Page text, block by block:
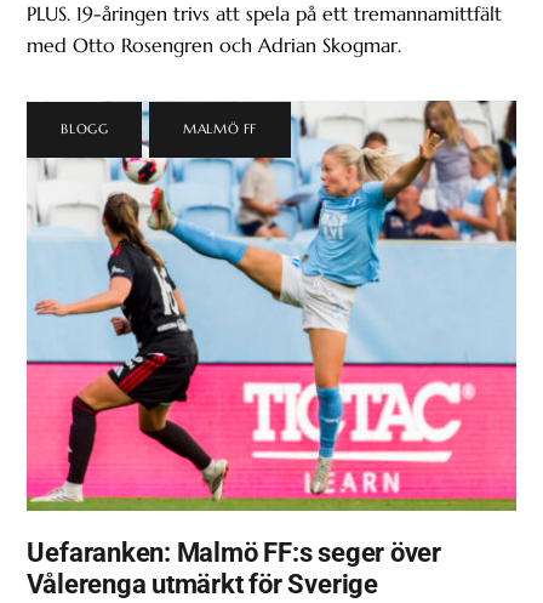
PLUS. 19-åringen trivs att spela på ett tremannamittfält
med Otto Rosengren och Adrian Skogmar.
BLOGG MALMÖ FF
Uefaranken: Malmö FF:s seger över
Vålerenga utmärkt för Sverige